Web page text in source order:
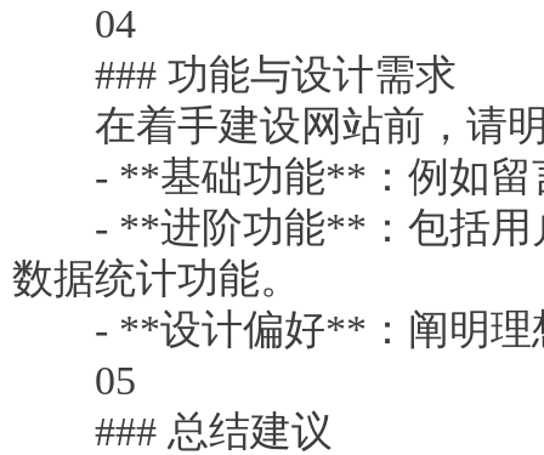
04
### 功能与设计需求
在着手建设网站前，请明
- **基础功能**：例如留
- **进阶功能**：包括用户
数据统计功能。
- **设计偏好**：阐明理想
05
### 总结建议